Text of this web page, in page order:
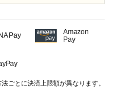
Pay
Amazon
Pay
ごとに決済上限額が異なります。